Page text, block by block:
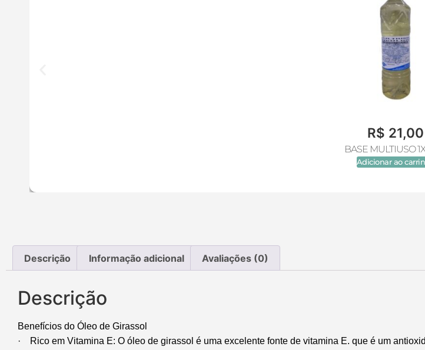
R$ 21,00
BASE MULTIUSO
Adicionar ao
Descrição Informação adicional Avaliações (0)
Descrição
Benefícios do Óleo de Girassol
· Rico em Vitamina E: O óleo de girassol é uma excelente fonte de vitamina E. que é um